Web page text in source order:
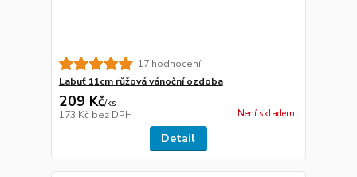
17 hodnocení
Labuť 11cm růžová vánoční ozdoba
209 Kč/ks
173 Kč bez DPH Není skladem
Detail